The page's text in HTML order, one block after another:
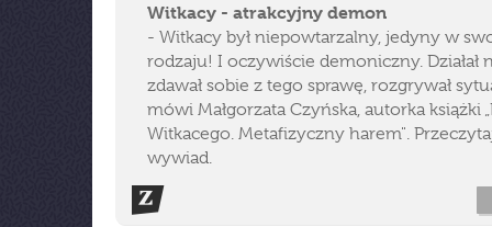
Witkacy - atrakcyjny demon
- Witkacy był niepowtarzalny, jedyny w
rodzaju! I oczywiście demoniczny. Działał
zdawał sobie z tego sprawę, rozgrywał
mówi Małgorzata Czyńska, autorka książki
Witkacego. Metafizyczny harem".
wywiad.